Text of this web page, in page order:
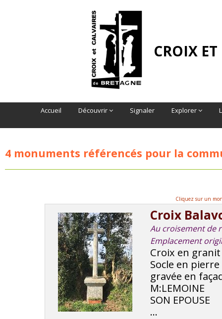
CROIX
Accueil Découvrir Signaler Explorer
4 monuments référencés pour la
Cliquez sur un
Croix
Au croisement de
Emplacement
Croix en granit
Socle en
gravée en
M:LEMOINE
SON EPOUSE
...